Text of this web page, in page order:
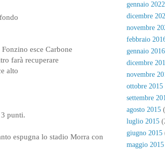
esce Carbone
farà recuperare
alto
punti.
espugna lo stadio Morra con
gennaio 2022
dicembre
novembre
febbraio
gennaio 2016
dicembre
novembre
ottobre 2015
settembre
agosto 2015
luglio 2015
giugno 2015
maggio 2015